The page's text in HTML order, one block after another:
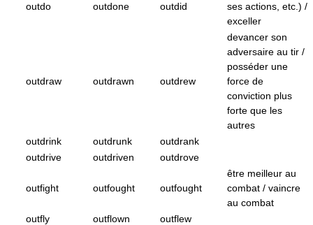
outdo outdone outdid
ses actions, etc.) /
exceller
outdraw outdrawn outdrew
devancer son
adversaire au tir /
posséder une
force de
conviction plus
forte que les
autres
outdrink
outdrunk
outdrank
outdrive
outdriven outdrove
outfight outfought outfought
être meilleur au
combat / vaincre
au combat
outfly
outflown outflew